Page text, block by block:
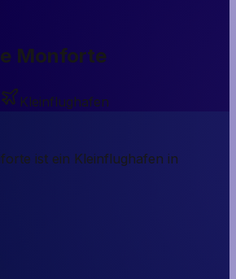
Monforte
Kleinflughafen
ist ein Kleinflughafen in